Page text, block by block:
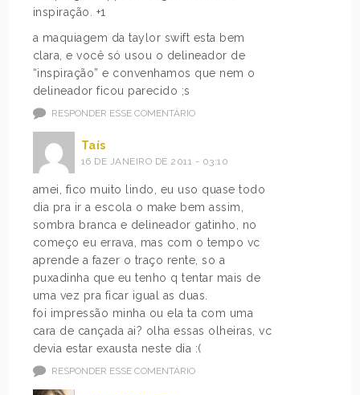
inspiração. +1
a maquiagem da taylor swift esta bem
clara, e você só usou o delineador de
“inspiração” e convenhamos que nem o
delineador ficou parecido ;s
RESPONDER ESSE COMENTÁRIO
Taís
16 DE JANEIRO DE 2011 - 03:10
amei, fico muito lindo, eu uso quase todo
dia pra ir a escola o make bem assim,
sombra branca e delineador gatinho, no
começo eu errava, mas com o tempo vc
aprende a fazer o traço rente, so a
puxadinha que eu tenho q tentar mais de
uma vez pra ficar igual as duas.
foi impressão minha ou ela ta com uma
cara de cançada ai? olha essas olheiras, vc
devia estar exausta neste dia :(
RESPONDER ESSE COMENTÁRIO